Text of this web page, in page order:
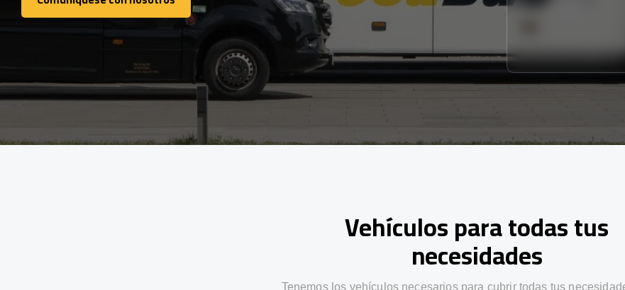
Comuníquese con nosotros
Vehículos para todas tus
necesidades
Tenemos los vehículos necesarios para cubrir todas tus